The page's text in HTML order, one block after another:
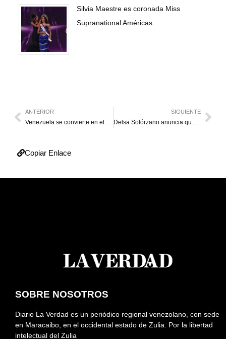
Silvia Maestre es coronada Miss
Supranational Américas
ANTERIOR
Venezuela se convierte en el cuarto mayor proveedor de petróleo de la India
SIGUIENTE
Delsa Solórzano anuncia que la PUD divulgará nueva hojas ruta tras reunión con Machado a Panamá
Copiar Enlace
SOBRE NOSOTROS
Diario La Verdad es un periódico regional venezolano, con sede
en Maracaibo, en el occidental estado de Zulia. Por la libertad
intelectual del Zulia